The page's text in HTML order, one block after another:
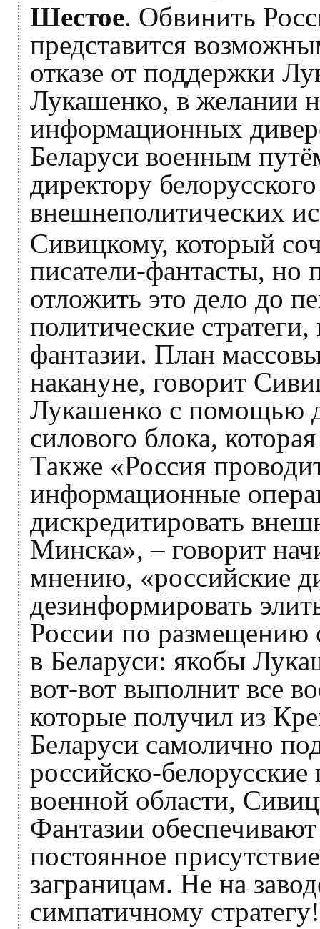
Шестое. Обвинить
представится
отказе от поддержки
Лукашенко, в желании
информационных
Беларуси военным
директору
внешнеполитических
Сивицкому, который
писатели-фантасты,
отложить это дело до
политические стратеги,
фантазии. План
накануне, говорит
Лукашенко с помощью
силового блока,
Также «Россия
информационные
дискредитировать
Минска», – говорит
мнению, «российские
дезинформировать
России по размещению
в Беларуси: якобы
вот-вот выполнит все
которые получил из
Беларуси самолично
российско-
военной области,
Фантазии
постоянное
заграницам. Не на
симпатичному стратегу!